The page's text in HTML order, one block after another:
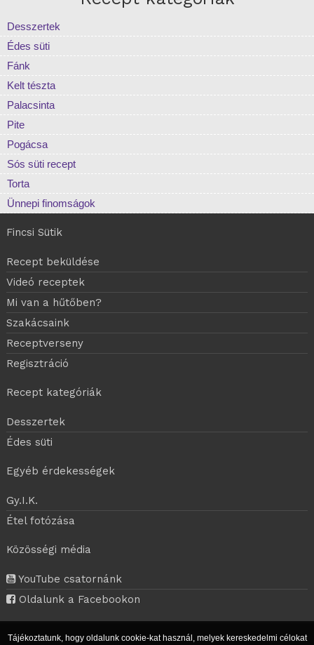
Desszertek
Édes süti
Fánk
Kelt tészta
Palacsinta
Pite
Pogácsa
Sós süti recept
Torta
Ünnepi finomságok
Fincsi Sütik
Recept beküldése
Videó receptek
Mi van a hűtőben?
Szakácsaink
Receptverseny
Regisztráció
Recept kategóriák
Desszertek
Édes süti
Egyéb érdekességek
Gy.I.K.
Étel fotózása
Közösségi média
YouTube csatornánk
Oldalunk a Facebookon
Tájékoztatunk, hogy oldalunk cookie-kat használ, melyek kereskedelmi célokat